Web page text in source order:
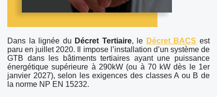
Dans la lignée du Décret Tertiaire, le Décret BACS est
paru en juillet 2020. Il impose l’installation d’un système de
GTB dans les bâtiments tertiaires ayant une puissance
énergétique supérieure à 290kW (ou à 70 kW dès le 1er
janvier 2027), selon les exigences des classes A ou B de
la norme NP EN 15232.